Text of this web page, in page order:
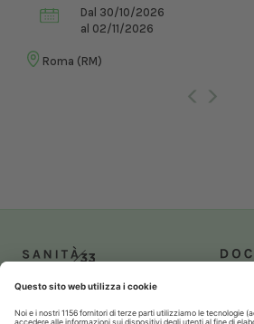
Dal 30/10/2026
al 02/11/2026
Roma (RM)